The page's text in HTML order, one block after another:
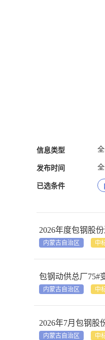
信息类型
发布时间
已选条件
2026年度包钢股
内蒙古自治区 中
包钢动供总厂75#
内蒙古自治区 中
2026年7月包钢股
内蒙古自治区 中